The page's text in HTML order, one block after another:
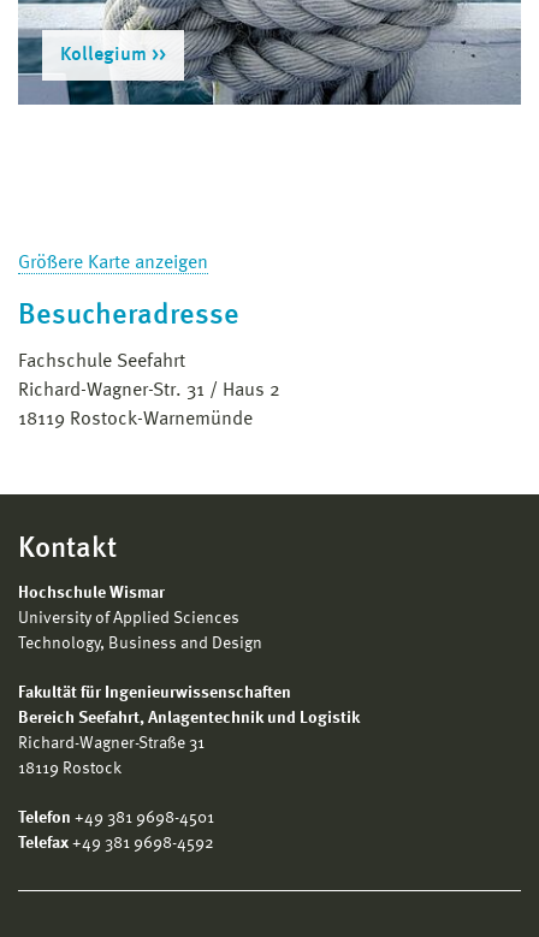
Kollegium
Größere Karte anzeigen
Besucheradresse
Fachschule Seefahrt
Richard-Wagner-Str. 31 / Haus 2
18119 Rostock-Warnemünde
Kontakt
Hochschule Wismar
University of Applied Sciences
Technology, Business and Design
Fakultät für Ingenieurwissenschaften
Bereich Seefahrt, Anlagentechnik und Logistik
Richard-Wagner-Straße 31
18119 Rostock
Telefon +49 381 9698-4501
Telefax +49 381 9698-4592